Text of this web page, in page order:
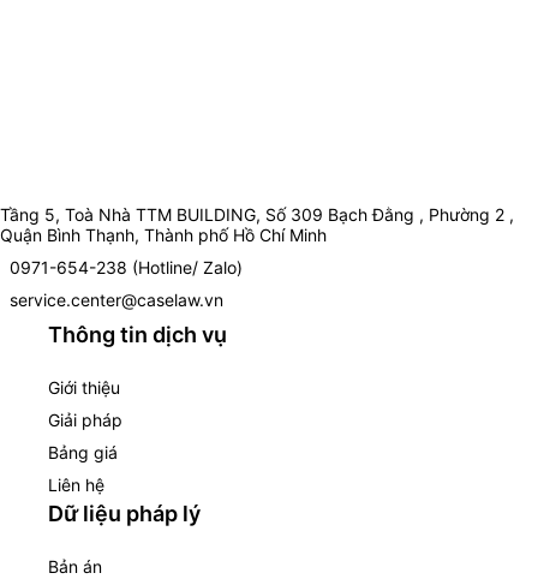
Tầng 5, Toà Nhà TTM BUILDING, Số 309 Bạch Đằng , Phường 2 ,
Quận Bình Thạnh, Thành phố Hồ Chí Minh
0971-654-238 (Hotline/ Zalo)
service.center@caselaw.vn
Thông tin dịch vụ
Giới thiệu
Giải pháp
Bảng giá
Liên hệ
Dữ liệu pháp lý
Bản án